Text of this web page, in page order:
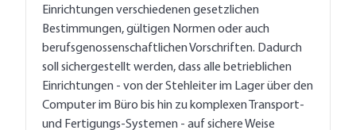
Einrichtungen verschiedenen gesetzlichen
Bestimmungen, gültigen Normen oder auch
berufsgenossenschaftlichen Vorschriften. Dadurch
soll sichergestellt werden, dass alle betrieblichen
Einrichtungen - von der Stehleiter im Lager über den
Computer im Büro bis hin zu komplexen Transport-
und Fertigungs-Systemen - auf sichere Weise